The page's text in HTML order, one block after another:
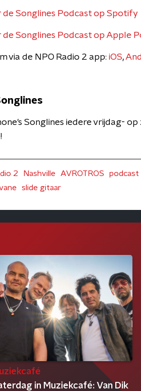
de Songlines Podcast op Spotify
de Songlines Podcast op Apple
via de NPO Radio 2 app: iOS,
Songlines iedere vrijdag-
2 Nashville AVROTROS podcast
slide gitaar
in Muziekcafé: Van Dik